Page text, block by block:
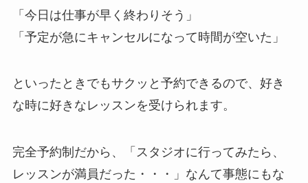
「今日は仕事が早く終わりそう」
「予定が急にキャンセルになって時間が空いた」
といったときでもサクッと予約できるので、好き
な時に好きなレッスンを受けられます。
完全予約制だから、
「スタジオに行ってみたら、
レッスンが満員だった・・・」 なんて事態にもな